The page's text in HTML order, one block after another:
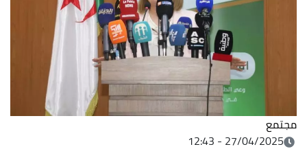
مجتمع
27/04/2025 - 12:43